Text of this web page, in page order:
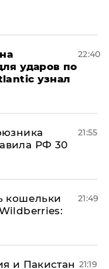
ударов по
узнал
22:40
РФ 30
21:55
кошельки
21:49
и Пакистан 21:19